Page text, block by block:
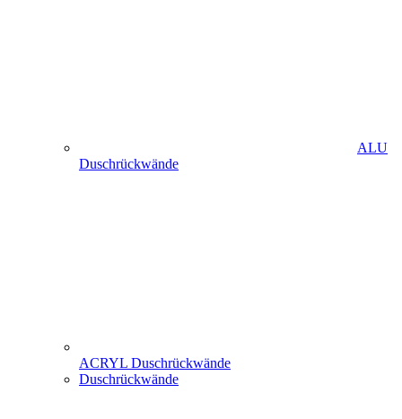
ALU
Duschrückwände
ACRYL Duschrückwände
Duschrückwände